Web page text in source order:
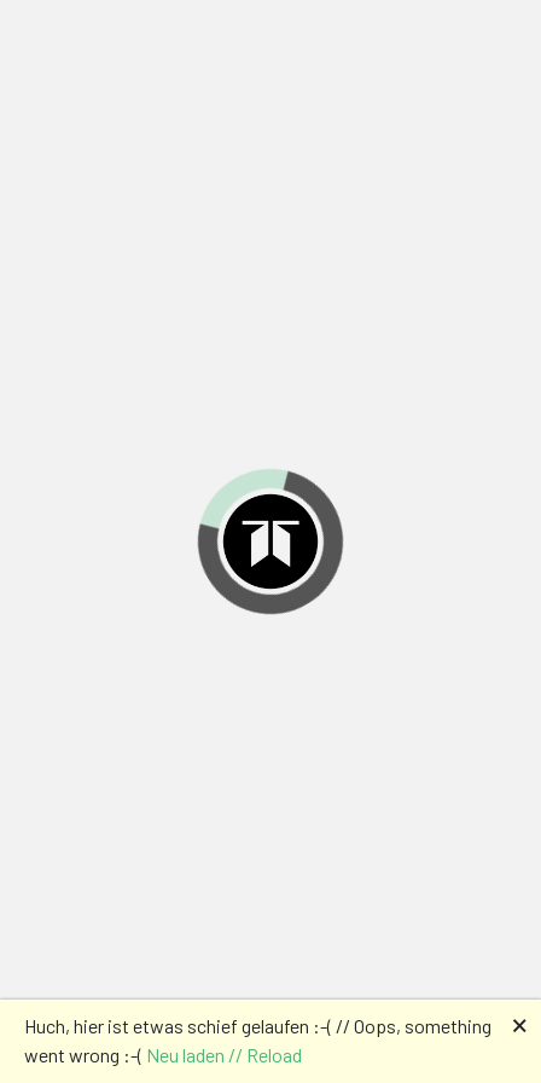
Huch, hier ist etwas schief gelaufen :-( // Oops, something
went wrong :-( Neu laden // Reload
🗙